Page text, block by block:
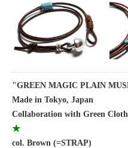
"GREEN MAGIC PLAIN
Made in Tokyo, Japan
Collaboration with Green
★
col. Brown (=STRAP)